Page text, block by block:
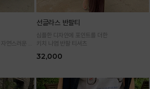
선글라스 반팔티
심플한 디자인에 포인트를 더한
키치 나염 반팔 티셔츠
32,000